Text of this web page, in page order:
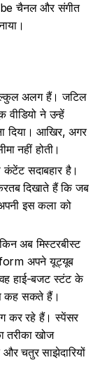
चैनल और संगीत
अलग हैं। जटिल
ने उन्हें
दिया। आखिर, अगर
नहीं होती।
सदाबहार है।
दिखाते हैं कि जब
इस कला को
अब मिस्टरबीस्ट
अपने यूट्यूब
हाई-बजट स्टंट के
कह सकते हैं।
कर रहे हैं। स्पेंसर
तरीका खोज
और चतुर साझेदारियों